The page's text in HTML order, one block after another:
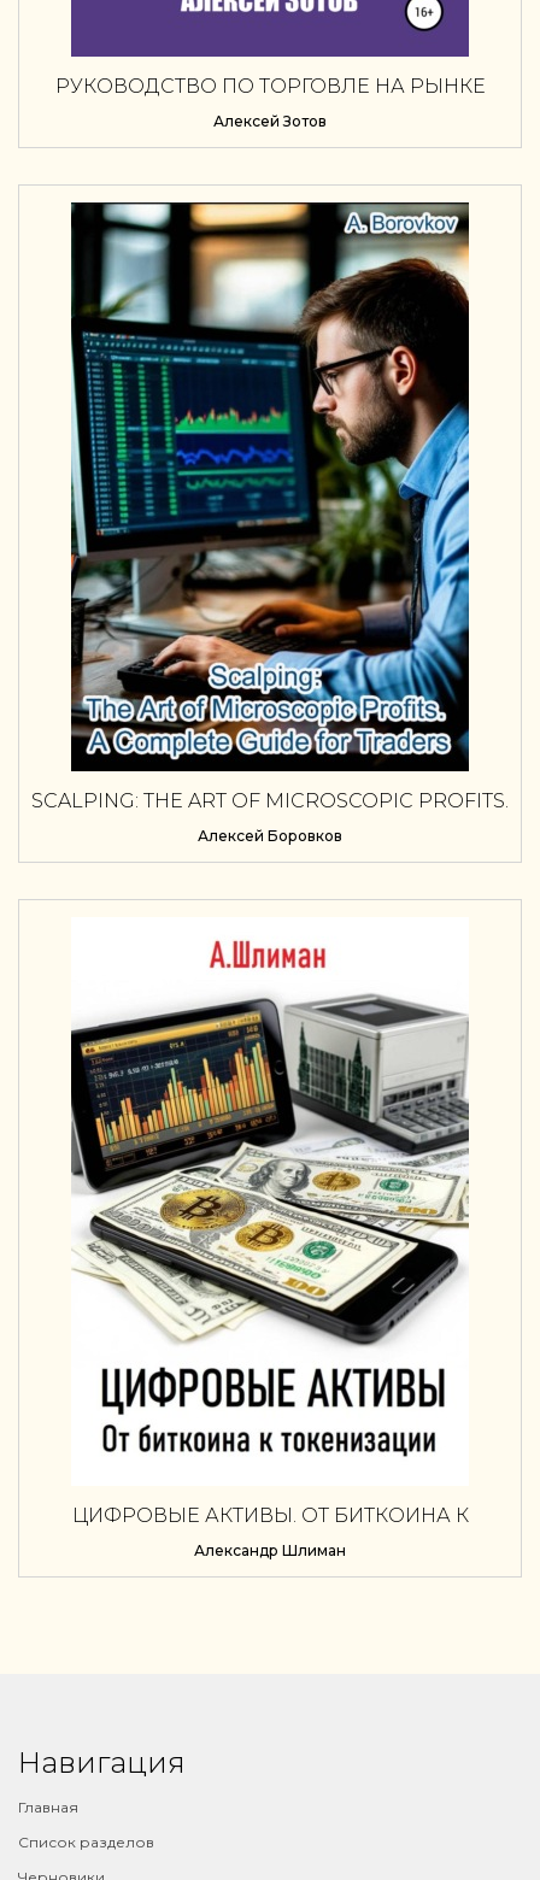
РУКОВОДСТВО ПО ТОРГОВЛЕ НА РЫНКЕ
ЦЕННЫХ БУМАГ
Алексей Зотов
SCALPING: THE ART OF MICROSCOPIC PROFITS.
A COMPLETE GUIDE FOR TRADERS
Алексей Боровков
ЦИФРОВЫЕ АКТИВЫ. ОТ БИТКОИНА К
Александр Шлиман
Навигация
Главная
Список разделов